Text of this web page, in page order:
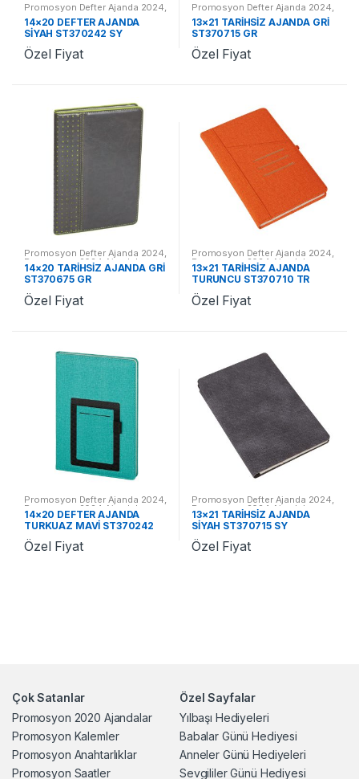
Promosyon Defter Ajanda 2024
Promosyon 2024 Ajandalar
14×20 DEFTER AJANDA
SİYAH ST370242 SY
Özel Fiyat
Promosyon Defter Ajanda 2024
Promosyon 2024 Ajandalar
13×21 TARİHSİZ AJANDA GRİ
ST370715 GR
Özel Fiyat
Promosyon Defter Ajanda 2024,
Promosyon 2024 Ajandalar
14×20 TARİHSİZ AJANDA GRİ
ST370675 GR
Özel Fiyat
Promosyon Defter Ajanda 2024,
Promosyon 2024 Ajandalar
13×21 TARİHSİZ AJANDA
TURUNCU ST370710 TR
Özel Fiyat
Promosyon Defter Ajanda 2024,
Promosyon 2024 Ajandalar
14×20 DEFTER AJANDA
TURKUAZ MAVİ ST370242
TM
Özel Fiyat
Promosyon Defter Ajanda 2024,
Promosyon 2024 Ajandalar
13×21 TARİHSİZ AJANDA
SİYAH ST370715 SY
Özel Fiyat
Çok Satanlar
Promosyon 2020 Ajandalar
Promosyon Kalemler
Promosyon Anahtarlıklar
Promosyon Saatler
Özel Sayfalar
Yılbaşı Hediyeleri
Babalar Günü Hediyesi
Anneler Günü Hediyeleri
Sevgililer Günü Hediyesi